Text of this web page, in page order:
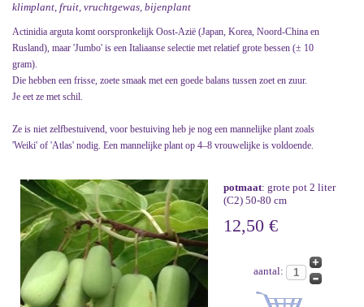
klimplant, fruit, vruchtgewas, bijenplant
Actinidia arguta komt oorspronkelijk Oost-Azië (Japan, Korea, Noord-China en
Rusland), maar 'Jumbo' is een Italiaanse selectie met relatief grote bessen (± 10
gram).
Die hebben een frisse, zoete smaak met een goede balans tussen zoet en zuur.
Je eet ze met schil.
Ze is niet zelfbestuivend, voor bestuiving heb je nog een mannelijke plant zoals
'Weiki' of 'Atlas' nodig. Een mannelijke plant op 4–8 vrouwelijke is voldoende.
potmaat: grote pot 2 liter
(C2) 50-80 cm
12,50 €
aantal: